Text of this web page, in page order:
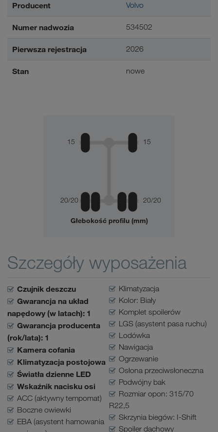
Producent Volvo
Numer nadwozia 534502
Pierwsza rejestracja 2026
Stan nowe
15 15
20/20 20/20
Głebokość profilu (mm)
Szczegóły wyposażenia
Czujnik deszczu
Gwarancja na układ
napędowy (w latach): 1
Gwarancja producenta
(rok/lata): 1
Kamera cofania
Klimatyzacja postojowa
Światła dzienne LED
Wskaźnik nacisku osi
ACC (aktywny tempomat)
Boczne owiewki
EBA (asystent hamowania
Klimatyzacja
Kolor: Biały
Komplet spoilerów
LGS (asystent pasa ruchu)
Lodówka
Nawigacja
Ogrzewanie
Osłona przeciwsłoneczna
Podwójny bak
Rozmiar opon: 315/70
R22,5
Skrzynia biegów: I-Shift
Spoiler dachowy